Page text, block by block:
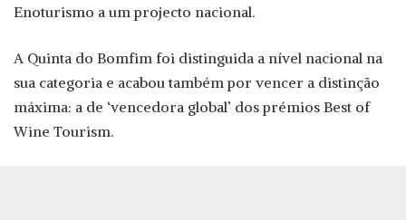
Enoturismo a um projecto nacional.
A Quinta do Bomfim foi distinguida a nível nacional na
sua categoria e acabou também por vencer a distinção
máxima: a de ‘vencedora global’ dos prémios Best of
Wine Tourism.